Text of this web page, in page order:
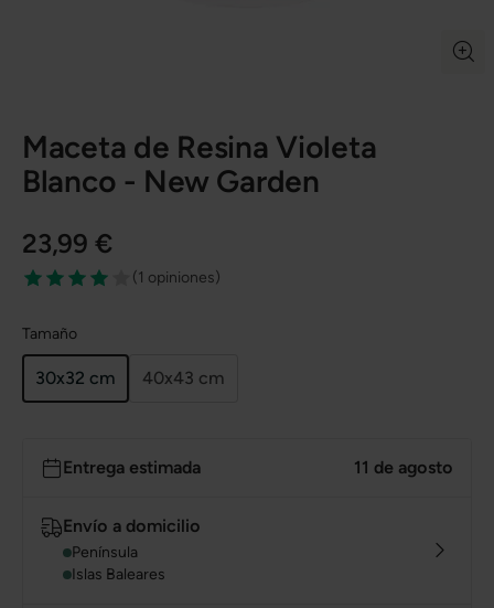
Maceta de Resina Violeta
Blanco - New Garden
23,99 €
(1 opiniones)
Tamaño
30x32 cm 40x43 cm
Entrega estimada 11 de agosto
Envío a domicilio
Península
Islas Baleares